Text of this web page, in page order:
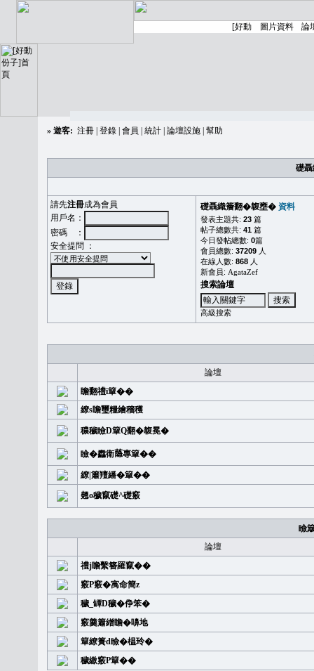
» 遊客: 注冊 登錄 會員 統計 論壇設施 幫助
礎
請先注冊成為會員
用戶名：
密碼 ：
安全提問 ：
礎聶織簷翻�䪖壅� 資料
發表主題共: 23 篇
帖子總數共: 41 篇
今日發帖總數: 0篇
會員總數: 37209 人
在線人數: 868 人
新會員: AgataZef
搜索論壇
高級搜索
論壇
瞻翻禮i簞��
繚s瞻璽糧繪穡穫
穠穢瞼D簞Q翻�䪖冕�
瞼�䆐衛𦻕專簞��
繚|簫羶繙�簞��
翹o穢竄礎^礎竅
瞼
論壇
禮j瞻繫簪羅竄��
竅P竅�㝢命簡z
穢_罈D穢�鿇笨�
竅羹簫繒瞻�嚊地
簞繚簣d瞼�榅玲�
穢繳竅P簞��